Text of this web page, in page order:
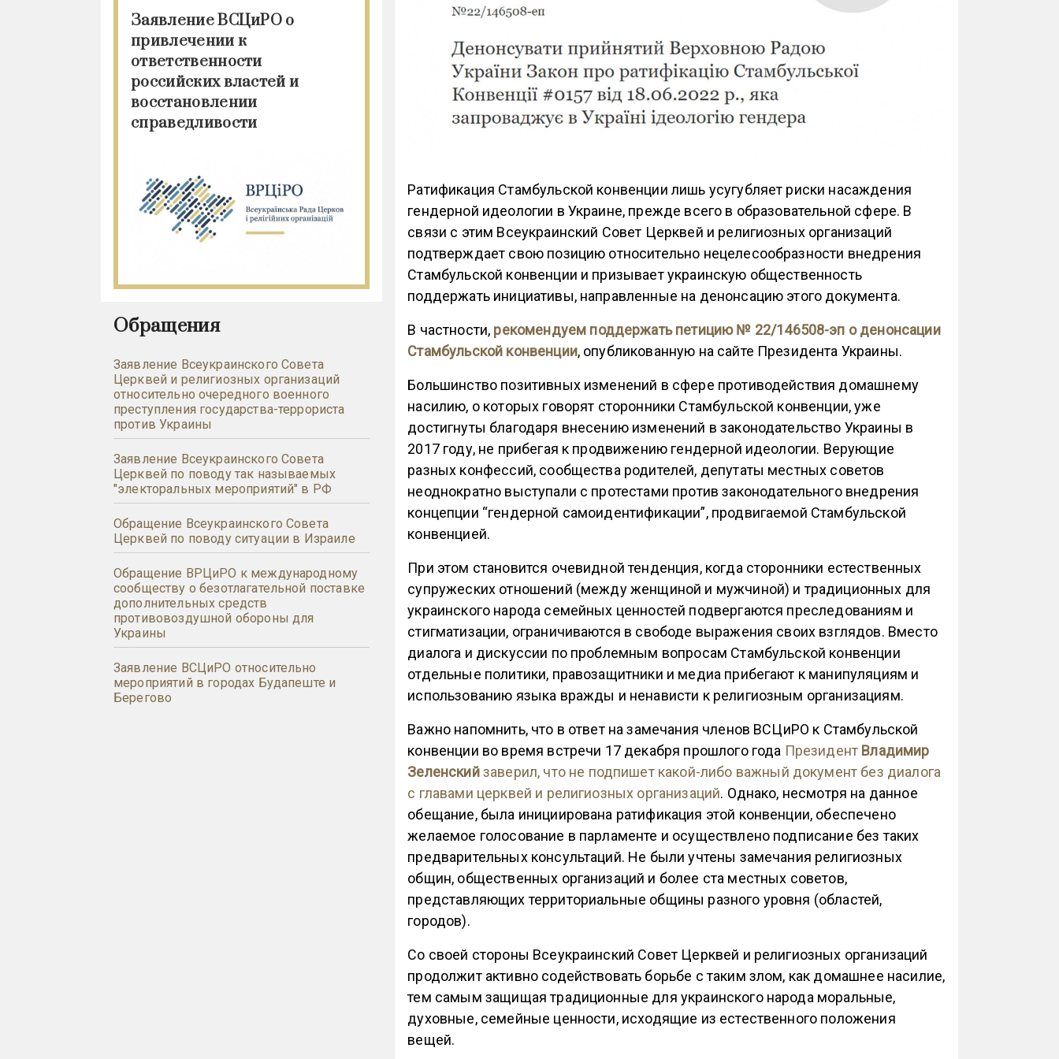
Заявление ВСЦиРО о
привлечении к
ответственности
российских властей и
восстановлении
справедливости
Обращения
Заявление Всеукраинского Совета
Церквей и религиозных организаций
относительно очередного военного
преступления государства-террориста
против Украины
Заявление Всеукраинского Совета
Церквей по поводу так называемых
"электоральных мероприятий" в РФ
Обращение Всеукраинского Совета
Церквей по поводу ситуации в Израиле
Обращение ВРЦиРО к международному
сообществу о безотлагательной поставке
дополнительных средств
противовоздушной обороны для
Украины
Заявление ВСЦиРО относительно
мероприятий в городах Будапеште и
Берегово
Ратификация Стамбульской конвенции лишь усугубляет риски насаждения
гендерной идеологии в Украине, прежде всего в образовательной сфере. В
связи с этим Всеукраинский Совет Церквей и религиозных организаций
подтверждает свою позицию относительно нецелесообразности внедрения
Стамбульской конвенции и призывает украинскую общественность
поддержать инициативы, направленные на денонсацию этого документа.
В частности, рекомендуем поддержать петицию № 22/146508-эп о денонсации
Стамбульской конвенции, опубликованную на сайте Президента Украины.
Большинство позитивных изменений в сфере противодействия домашнему
насилию, о которых говорят сторонники Стамбульской конвенции, уже
достигнуты благодаря внесению изменений в законодательство Украины в
2017 году, не прибегая к продвижению гендерной идеологии. Верующие
разных конфессий, сообщества родителей, депутаты местных советов
неоднократно выступали с протестами против законодательного внедрения
концепции “гендерной самоидентификации”, продвигаемой Стамбульской
конвенцией.
При этом становится очевидной тенденция, когда сторонники естественных
супружеских отношений (между женщиной и мужчиной) и традиционных для
украинского народа семейных ценностей подвергаются преследованиям и
стигматизации, ограничиваются в свободе выражения своих взглядов. Вместо
диалога и дискуссии по проблемным вопросам Стамбульской конвенции
отдельные политики, правозащитники и медиа прибегают к манипуляциям и
использованию языка вражды и ненависти к религиозным организациям.
Важно напомнить, что в ответ на замечания членов ВСЦиРО к Стамбульской
конвенции во время встречи 17 декабря прошлого года Президент Владимир
Зеленскийзаверил, что не подпишет какой-либо важный документ без диалога
с главами церквей и религиозных организаций. Однако, несмотря на данное
обещание, была инициирована ратификация этой конвенции, обеспечено
желаемое голосование в парламенте и осуществлено подписание без таких
предварительных консультаций. Не были учтены замечания религиозных
общин, общественных организаций и более ста местных советов,
представляющих территориальные общины разного уровня (областей,
городов).
Со своей стороны Всеукраинский Совет Церквей и религиозных организаций
продолжит активно содействовать борьбе с таким злом, как домашнее насилие,
тем самым защищая традиционные для украинского народа моральные,
духовные, семейные ценности, исходящие из естественного положения
вещей.